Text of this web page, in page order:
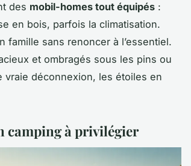
des mobil-homes tout équipés :
en bois, parfois la climatisation.
sans renoncer à l’essentiel.
et ombragés sous les pins ou
déconnexion, les étoiles en
camping à privilégier